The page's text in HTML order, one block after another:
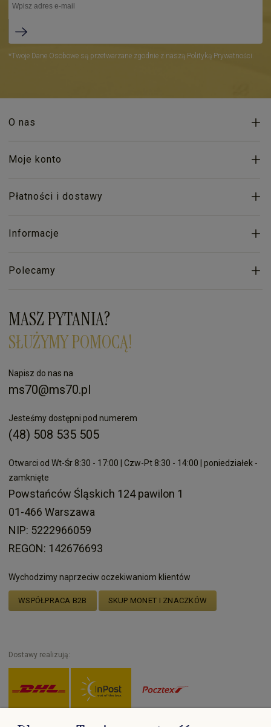
*Twoje Dane Osobowe są przetwarzane zgodnie z naszą Polityką Prywatności.
O nas
Moje konto
Płatności i dostawy
Informacje
Polecamy
MASZ PYTANIA?
SŁUŻYMY POMOCĄ!
Napisz do nas na
ms70@ms70.pl
Jesteśmy dostępni pod numerem
(48) 508 535 505
Otwarci od Wt-Śr 8:30 - 17:00 | Czw-Pt 8:30 - 14:00 | poniedziałek -
zamknięte
Powstańców Śląskich 124 pawilon 1
01-466 Warszawa
NIP: 5222966059
REGON: 142676693
Wychodzimy naprzeciw oczekiwaniom klientów
WSPÓŁPRACA B2B SKUP MONET I ZNACZKÓW
Dostawy realizują: